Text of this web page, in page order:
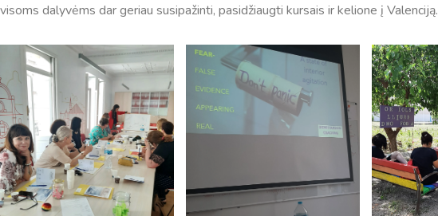
visoms dalyvėms dar geriau susipažinti, pasidžiaugti kursais ir kelione į Valenciją.